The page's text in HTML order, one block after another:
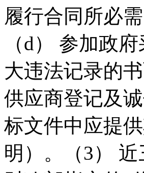
履行合同所必
（d） 参加政
大违法记录的
供应商登记及
标文件中应提
明）。（3）